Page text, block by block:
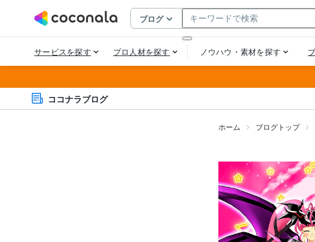
ココナラブログ
ホーム ブログトップ